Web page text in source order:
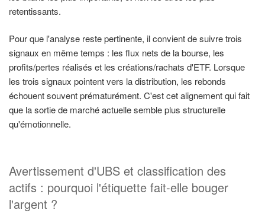
retentissants.
Pour que l'analyse reste pertinente, il convient de suivre trois
signaux en même temps : les flux nets de la bourse, les
profits/pertes réalisés et les créations/rachats d'ETF. Lorsque
les trois signaux pointent vers la distribution, les rebonds
échouent souvent prématurément. C'est cet alignement qui fait
que la sortie de marché actuelle semble plus structurelle
qu'émotionnelle.
Avertissement d'UBS et classification des
actifs : pourquoi l'étiquette fait-elle bouger
l'argent ?